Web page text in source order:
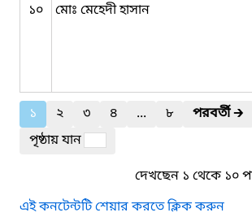
১০
মোঃ মেহেদী হাসান
১ ২ ৩ ৪ ... ৮ পরবর্তী🡲
পৃষ্ঠায় যান
দেখছেন ১ থেকে ১০
এই কনটেন্টটি শেয়ার করতে ক্লিক করুন